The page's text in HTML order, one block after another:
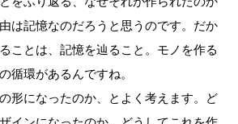
は記憶なのだろうと思うのです。だか
ことは、記憶を辿ること。モノを作る
循環があるんですね。
形になったのか、とよく考えます。ど